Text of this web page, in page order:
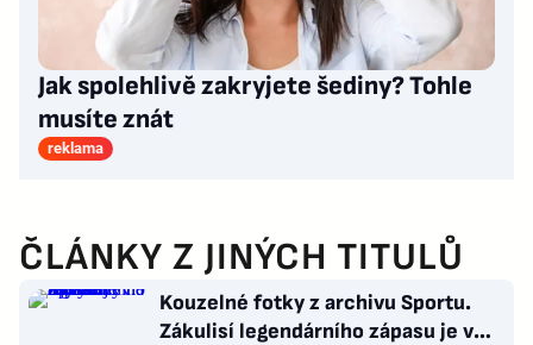
Jak spolehlivě zakryjete šediny? Tohle
musíte znát
reklama
ČLÁNKY Z JINÝCH TITULŮ
Kouzelné fotky z archivu Sportu.
Zákulisí legendárního zápasu je v